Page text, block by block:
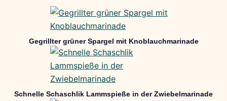
Gegrillter grüner Spargel mit Knoblauchmarinade
Schnelle Schaschlik Lammspieße in der Zwiebelmarinade